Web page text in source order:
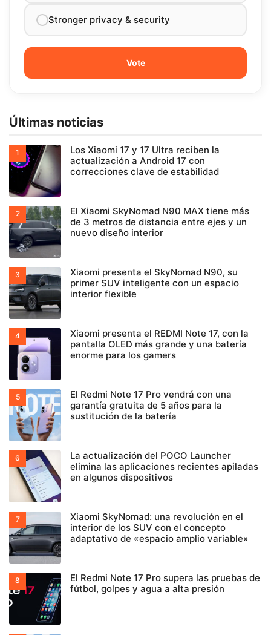
Stronger privacy & security
Últimas noticias
Los Xiaomi 17 y 17 Ultra reciben la
actualización a Android 17 con
correcciones clave de estabilidad
El Xiaomi SkyNomad N90 MAX tiene más
de 3 metros de distancia entre ejes y un
nuevo diseño interior
Xiaomi presenta el SkyNomad N90, su
primer SUV inteligente con un espacio
interior flexible
Xiaomi presenta el REDMI Note 17, con la
pantalla OLED más grande y una batería
enorme para los gamers
El Redmi Note 17 Pro vendrá con una
garantía gratuita de 5 años para la
sustitución de la batería
La actualización del POCO Launcher
elimina las aplicaciones recientes apiladas
en algunos dispositivos
Xiaomi SkyNomad: una revolución en el
interior de los SUV con el concepto
adaptativo de «espacio amplio variable»
El Redmi Note 17 Pro supera las pruebas de
fútbol, golpes y agua a alta presión